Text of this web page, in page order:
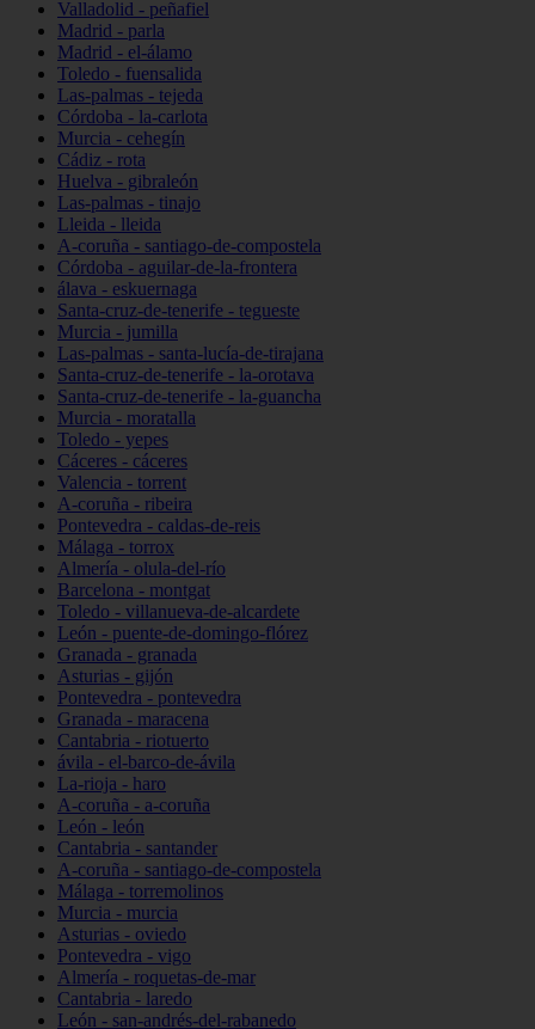
Valladolid - peñafiel
Madrid - parla
Madrid - el-álamo
Toledo - fuensalida
Las-palmas - tejeda
Córdoba - la-carlota
Murcia - cehegín
Cádiz - rota
Huelva - gibraleón
Las-palmas - tinajo
Lleida - lleida
A-coruña - santiago-de-compostela
Córdoba - aguilar-de-la-frontera
álava - eskuernaga
Santa-cruz-de-tenerife - tegueste
Murcia - jumilla
Las-palmas - santa-lucía-de-tirajana
Santa-cruz-de-tenerife - la-orotava
Santa-cruz-de-tenerife - la-guancha
Murcia - moratalla
Toledo - yepes
Cáceres - cáceres
Valencia - torrent
A-coruña - ribeira
Pontevedra - caldas-de-reis
Málaga - torrox
Almería - olula-del-río
Barcelona - montgat
Toledo - villanueva-de-alcardete
León - puente-de-domingo-flórez
Granada - granada
Asturias - gijón
Pontevedra - pontevedra
Granada - maracena
Cantabria - riotuerto
ávila - el-barco-de-ávila
La-rioja - haro
A-coruña - a-coruña
León - león
Cantabria - santander
A-coruña - santiago-de-compostela
Málaga - torremolinos
Murcia - murcia
Asturias - oviedo
Pontevedra - vigo
Almería - roquetas-de-mar
Cantabria - laredo
León - san-andrés-del-rabanedo